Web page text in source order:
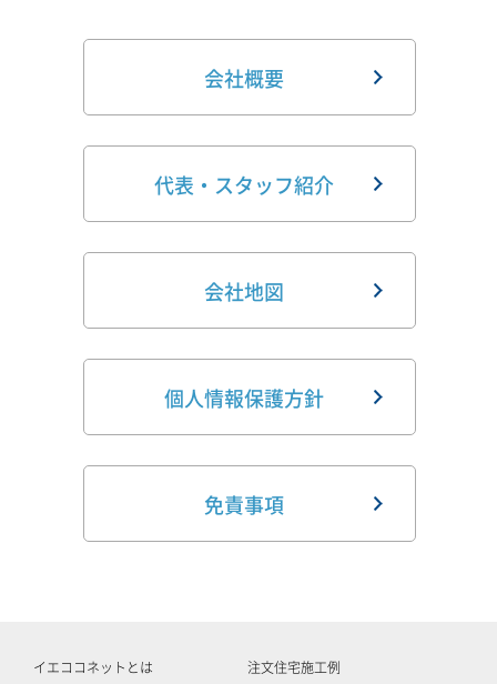
会社概要
代表・スタッフ紹介
会社地図
個人情報保護方針
免責事項
イエココネットとは 注文住宅施工例